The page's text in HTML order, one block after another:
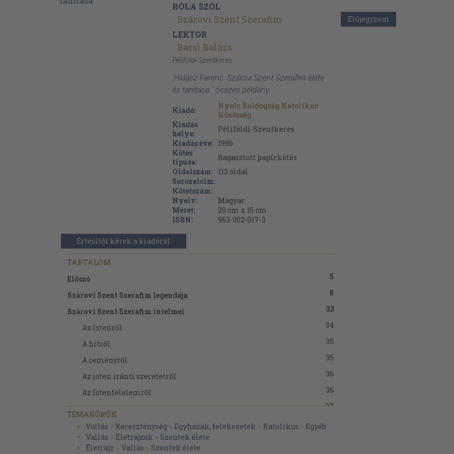
RÓLA SZÓL
Szárovi Szent Szerafim
LEKTOR
Barsi Balázs
Péliföldi-Szentkeres
'Hidász Ferenc: Szárovi Szent Szerafim élete
és tanítása ' összes példány
Kiadó:
Nyolc Boldogság Katolikus
Közösség
Kiadás
helye:
Péliföldi-Szentkeres
Kiadás éve: 1996
Kötés
típusa:
Ragasztott papírkötés
Oldalszám: 112 oldal
Sorozatcím:
Kötetszám:
Nyelv:
Magyar
Méret:
20 cm x 15 cm
ISBN:
963-002-017-3
Értesítőt kérek a kiadóról
TARTALOM
Előszó
5
Szárovi Szent Szerafim legendája
8
Szárovi Szent Szerafim intelmei
33
Az Istenről
34
A hitről
35
A reményről
35
Az isten iránti szeretetről
36
Az Istenfélelemről
36
Lemondás a világról
37
A hallgatásról
Az önmagamra való figyelésről
TÉMAKÖRÖK
Vallás > Kereszténység > Egyházak, felekezetek > Katolikus > Egyéb
Vallás > Életrajzok > Szentek élete
Életrajz > Vallás > Szentek élete
Előjegyzem